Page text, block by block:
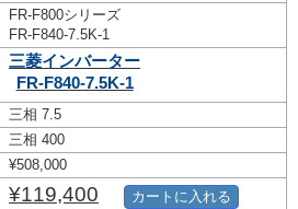
FR-F800シリーズ
FR-F840-7.5K-1
三菱インバーター
FR-F840-7.5K-1
三相 7.5
三相 400
¥508,000
¥119,400 カートに入れる